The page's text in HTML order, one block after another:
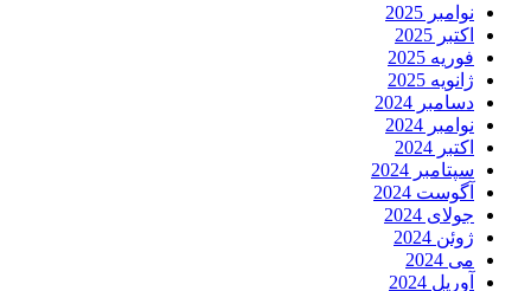
نوامبر 2025
اکتبر 2025
فوریه 2025
ژانویه 2025
دسامبر 2024
نوامبر 2024
اکتبر 2024
سپتامبر 2024
آگوست 2024
جولای 2024
ژوئن 2024
می 2024
آوریل 2024